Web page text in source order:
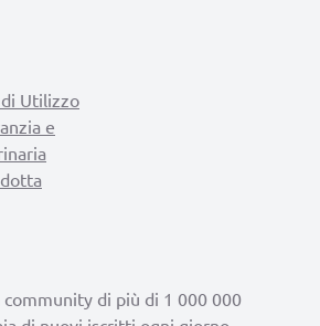
Utilizzo
e
di più di 1 000 000